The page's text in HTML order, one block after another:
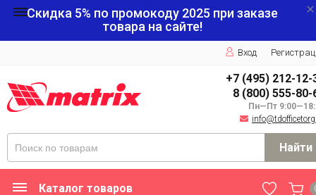
Скидка 5% по промокоду 2025 при заказе
товара на сайте!
Вход
+7 (495) 212-12-
8 (800) 555-80-
Пн—Пт
Найти
Каталог товаров